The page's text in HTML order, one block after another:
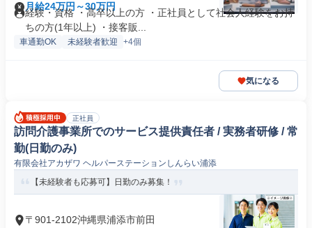
月給24万円～30万円
経験・資格 ・高卒以上の方 ・正社員として社会人経験をお持
ちの方(1年以上) ・接客販...
車通勤OK 未経験者歓迎 +4個
気になる
正社員
訪問介護事業所でのサービス提供責任者 / 実務者研修 / 常
勤(日勤のみ)
有限会社アカザワ ヘルパーステーションしんらい浦添
【未経験者も応募可】日勤のみ募集！
〒901-2102沖縄県浦添市前田